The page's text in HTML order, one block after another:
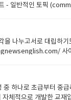
해볼수 있습니다.가
와 관련되는 표현과
이 5개가 나오네요
귀지를 사용하는지요
을 보겠습니다외모
양한 분야의 내용들(
- 일반적인 토픽
제에 대한 질문을 활
추천하며2권은
up speaking 2권:
단어는 빨간색으로
내용 복습 차원으로)
● 다음 수업 때 진행할
나누고서로 대립하
사
이며 수업 중 문법 설
, 듣기, 말하기)가 준
이트 또는 교재에서
나로 초급부터 중급
적으로 개발한 교재